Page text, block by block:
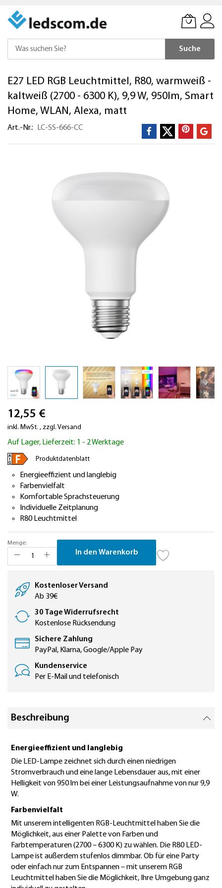
Suche
zum
Inhalt
E27 LED RGB Leuchtmittel, R80, warmweiß -
kaltweiß (2700 - 6300 K), 9,9 W, 950lm, Smart
Home, WLAN, Alexa, matt
Art.-Nr. LC-SS-666-CC
Anfang
der
springen
12,55 €
inkl. MwSt. , zzgl. Versand
Auf Lager, Lieferzeit: 1 - 2 Werktage
Produktdatenblatt
Energieeffizient und langlebig
Farbenvielfalt
Komfortable Sprachsteuerung
Individuelle Zeitplanung
R80 Leuchtmittel
Menge:
In den Warenkorb
Kostenloser Versand
Ab 39€
30 Tage Widerrufsrecht
Kostenlose Rücksendung
Sichere Zahlung
PayPal, Klarna, Google/Apple Pay
Kundenservice
Per E-Mail und telefonisch
Beschreibung
Energieeffizient und langlebig
Die LED-Lampe zeichnet sich durch einen niedrigen
Stromverbrauch und eine lange Lebensdauer aus, mit einer
Helligkeit von 950 lm bei einer Leistungsaufnahme von nur 9,9
W.
Farbenvielfalt
Mit unserem intelligenten RGB-Leuchtmittel haben Sie die
Möglichkeit, aus einer Palette von Farben und
Farbtemperaturen (2700 – 6300 K) zu wählen. Die R80 LED-
Lampe ist außerdem stufenlos dimmbar. Ob für eine Party
oder einfach nur zum Entspannen – mit unserem RGB
Leuchtmittel haben Sie die Möglichkeit, Ihre Umgebung ganz